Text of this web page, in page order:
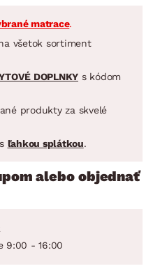
matrace.
všetok sortiment
DOPLNKY s kódom
produkty za skvelé
ľahkou splátkou.
alebo objednať
9:00 - 16:00